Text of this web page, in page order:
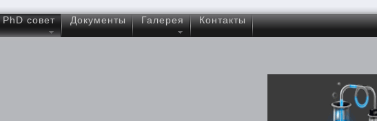
PhD совет Документы Галерея Контакты